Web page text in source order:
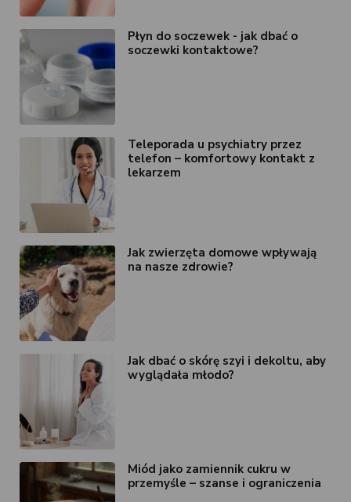
Płyn do soczewek - jak dbać o
soczewki kontaktowe?
Teleporada u psychiatry przez
telefon – komfortowy kontakt z
lekarzem
Jak zwierzęta domowe wpływają
na nasze zdrowie?
Jak dbać o skórę szyi i dekoltu, aby
wyglądała młodo?
Miód jako zamiennik cukru w
przemyśle – szanse i ograniczenia